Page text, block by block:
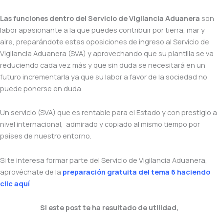
Las funciones dentro del Servicio de Vigilancia Aduanera son
labor apasionante a la que puedes contribuir por tierra, mar y
aire, preparándote estas oposiciones de ingreso al Servicio de
Vigilancia Aduanera (SVA) y aprovechando que su plantilla se va
reduciendo cada vez más y que sin duda se necesitará en un
futuro incrementarla ya que su labor a favor de la sociedad no
puede ponerse en duda.
Un servicio (SVA) que es rentable para el Estado y con prestigio a
nivel internacional, admirado y copiado al mismo tiempo por
países de nuestro entorno.
Si te interesa formar parte del Servicio de Vigilancia Aduanera,
aprovéchate de la preparación gratuita del tema 6 haciendo
clic aquí
Si este post te ha resultado de utilidad,